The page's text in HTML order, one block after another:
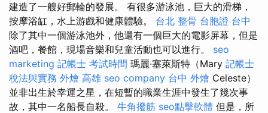
建造了一艘好郵輪的發展。 有很多游泳池，巨大的滑梯，
按摩浴缸，水上游戲和健康體驗。 台北 整骨 台胞證 台中
除了其中一個游泳池外，他還有一個巨大的電影屏幕，但是
酒吧，餐館，現場音樂和兒童活動也可以進行。 seo
marketing 記帳士 考試時間 瑪麗·塞萊斯特（Mary 記帳士
稅法與實務 外燴 高雄 seo company 台中 外燴 Celeste）
並非出生於幸運之星，在短暫的職業生涯中發生了幾次事
故，其中一名船長自殺。 牛角撥筋 seo點擊軟體 但是，所